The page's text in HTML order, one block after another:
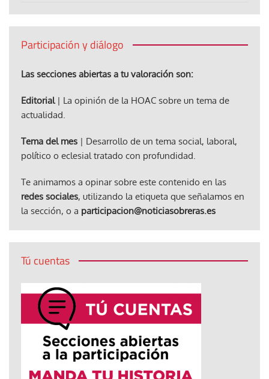
Participación y diálogo
Las secciones abiertas a tu valoración son:
Editorial| La opinión de la HOAC sobre un tema de
actualidad.
Tema del mes | Desarrollo de un tema social, laboral,
político o eclesial tratado con profundidad.
Te animamos a opinar sobre este contenido en las
redes sociales, utilizando la etiqueta que señalamos en
la sección, o a participacion@noticiasobreras.es
Tú cuentas